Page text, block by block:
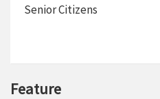
Senior Citizens
Feature